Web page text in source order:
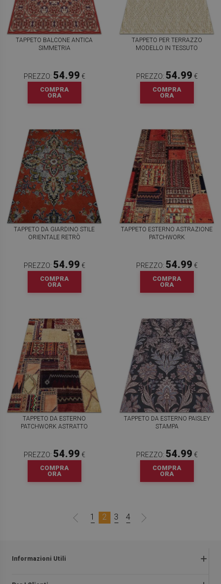
TAPPETO BALCONE ANTICA
SIMMETRIA
PREZZO: 54.99 €
COMPRA
ORA
TAPPETO PER TERRAZZO
MODELLO IN TESSUTO
PREZZO: 54.99 €
COMPRA
ORA
TAPPETO DA GIARDINO STILE
ORIENTALE RETRÒ
PREZZO: 54.99 €
COMPRA
ORA
TAPPETO ESTERNO ASTRAZIONE
PATCHWORK
PREZZO: 54.99 €
COMPRA
ORA
TAPPETO DA ESTERNO
PATCHWORK ASTRATTO
PREZZO: 54.99 €
COMPRA
ORA
TAPPETO DA ESTERNO PAISLEY
STAMPA
PREZZO: 54.99 €
COMPRA
ORA
1 2 3 4
Informazioni Utili
Termini e condizioni